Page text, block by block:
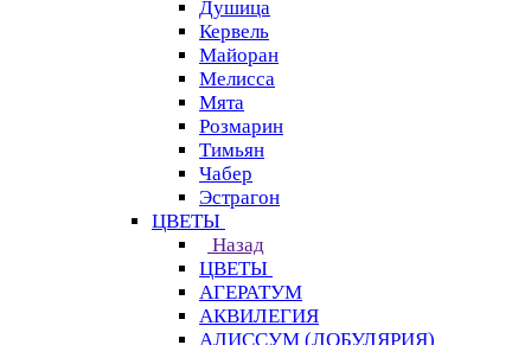
Душица
Кервель
Майоран
Мелисса
Мята
Розмарин
Тимьян
Чабер
Эстрагон
ЦВЕТЫ
Назад
ЦВЕТЫ
АГЕРАТУМ
АКВИЛЕГИЯ
АЛИССУМ (ЛОБУЛЯРИЯ)